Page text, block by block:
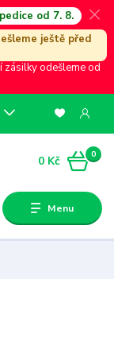
od 7. 8.
ještě před
zásilky odešleme od
Menu
0
0 Kč